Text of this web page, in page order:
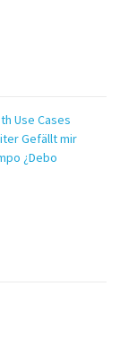
Use Cases
Gefällt mir
¿Debo